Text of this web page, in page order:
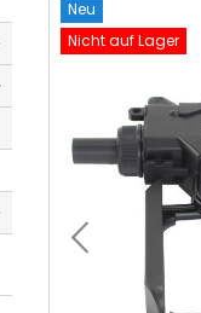
Toggle
Neu
Nicht auf Lager